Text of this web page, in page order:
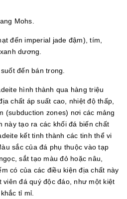
Mohs.
đến imperial jade đậm), tím,
dương.
đến bán trong.
hình thành qua hàng triệu
chất áp suất cao, nhiệt độ thấp,
(subduction zones) nơi các mảng
này tạo ra các khối đá biến chất
kết tinh thành các tinh thể vi
sắc của đá phụ thuộc vào tạp
sắt tạo màu đỏ hoặc nâu,
có của các điều kiện địa chất này
viên đá quý độc đáo, như một kiệt
tỉ mỉ.